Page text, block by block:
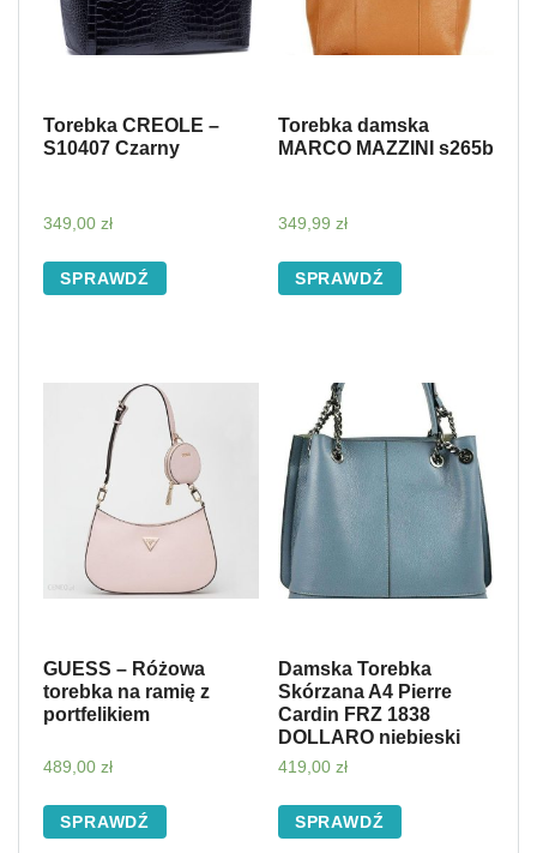
Torebka CREOLE –
S10407 Czarny
349,00 zł
SPRAWDŹ
Torebka damska
MARCO MAZZINI s265b
349,99 zł
SPRAWDŹ
GUESS – Różowa
torebka na ramię z
portfelikiem
489,00 zł
SPRAWDŹ
Damska Torebka
Skórzana A4 Pierre
Cardin FRZ 1838
DOLLARO niebieski
419,00 zł
SPRAWDŹ